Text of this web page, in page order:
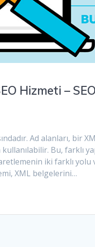
Hizmeti –
Ad alanları, bir
kullanılabilir. Bu, farklı
iki farklı yolu
XML belgelerini…